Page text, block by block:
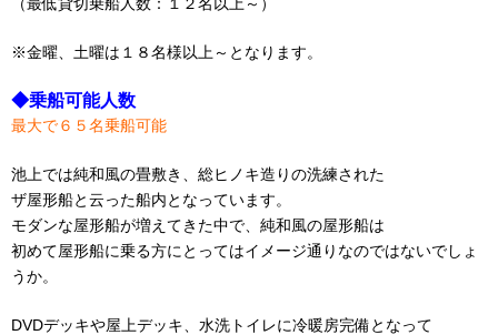
※金曜、土曜は１８名様以上～となります。
◆乗船可能人数
最大で６５名乗船可能
池上では純和風の畳敷き、総ヒノキ造りの洗練された
ザ屋形船と云った船内となっています。
モダンな屋形船が増えてきた中で、純和風の屋形船は
初めて屋形船に乗る方にとってはイメージ通りなのではないでしょ
うか。
DVDデッキや屋上デッキ、水洗トイレに冷暖房完備となって